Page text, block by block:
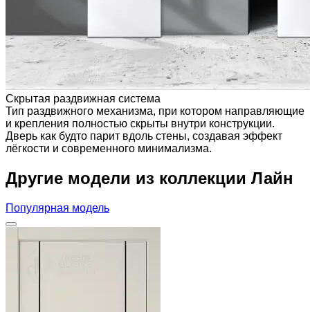
Скрытая раздвижная система
Тип раздвижного механизма, при котором направляющие
и крепления полностью скрыты внутри конструкции.
Дверь как будто парит вдоль стены, создавая эффект
лёгкости и современного минимализма.
Другие модели из коллекции Лайн
Популярная модель